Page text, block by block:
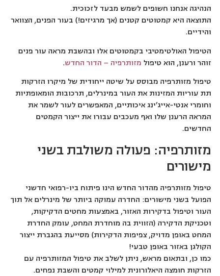
הנהיגה אנחנו חשופים לשמש מבעד לזכוכית.
התוצאה היא קמטוטים קטנים (אך מרגיזים!) בעור הפנים, הצוואר
והידיים.
הטיפול האולטימטיבי בקמטוטים אלו ובהשבת מראה עור פנים
זוהר ורענן, הוא טיפול מזותרפיה – הדור החדש.
טיפול מזותרפיה מבוסס על שיטה ייחודית של מיקרו הזרקות
תת עוריות המזינות את העור במינרלים, תרכובות הומאופתיות
וחומרי אנטי-אייג’ינג איכותיים, המאפשרים לעור לשמר את
המראה הרענן שלו ואף מעכבים עבורו את ייצור הקמטים
החדשים.
מזותרפיה: פעולה משולבת בשני
מישורים
טיפול מזותרפיה מהדור החדש הינו פיתוח ביו-רפואי חדשני
הפועל בשני מישורים: החדרה עמוקה ביותר של מינרלים אל תוך
העור וטיפול בדקירות האזור, באמצעות מחטים הדקיקות,
וטכניקת הדקירה (הזווית בה מוחדרת המחט, עומק החדרת
המחט באופן מדויק, צפיפות הדקירות) מסייעת בהגברת ייצור
הקולגן באזור באופן טבעי!
כמו כן, ובתאום מראש, ניתן לשלב את טיפול המזותרפיה עם
הזרקות חומצה היאלורונית למילוי קמטים והשבת נפחים.